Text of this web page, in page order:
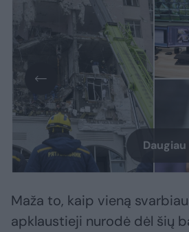
Maža to, kaip vieną
apklaustieji nurodė dėl šių